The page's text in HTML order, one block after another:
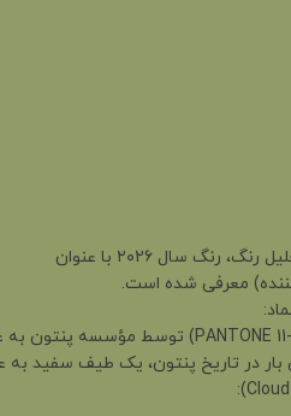
سال ۲۰۲۶ با عنوان
بار در تاریخ پنتون، یک طیف سفید